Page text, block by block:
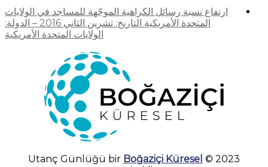
ارتفاع نسبة رسائل الكراهية الموجّهة للمساجد في الولايات
المتحدة الأمريكية التاريخ: تشرين الثاني 2016 – الدولة:
الولايات المتحدة الأمريكية
2023 © Utanç Günlüğü bir
Boğaziçi Küresel